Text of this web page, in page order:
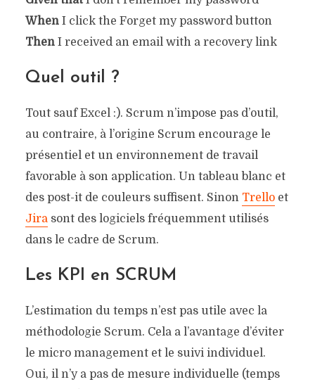
WhenI click the Forget my password button
ThenI received an email with a recovery link
Quel outil ?
Tout sauf Excel :). Scrum n’impose pas d’outil,
au contraire, à l’origine Scrum encourage le
présentiel et un environnement de travail
favorable à son application. Un tableau blanc et
des post-it de couleurs suffisent. Sinon Trelloet
Jirasont des logiciels fréquemment utilisés
dans le cadre de Scrum.
Les KPI en SCRUM
L’estimation du temps n’est pas utile avec la
méthodologie Scrum. Cela a l’avantage d’éviter
le micro management et le suivi individuel.
Oui, il n’y a pas de mesure individuelle (temps